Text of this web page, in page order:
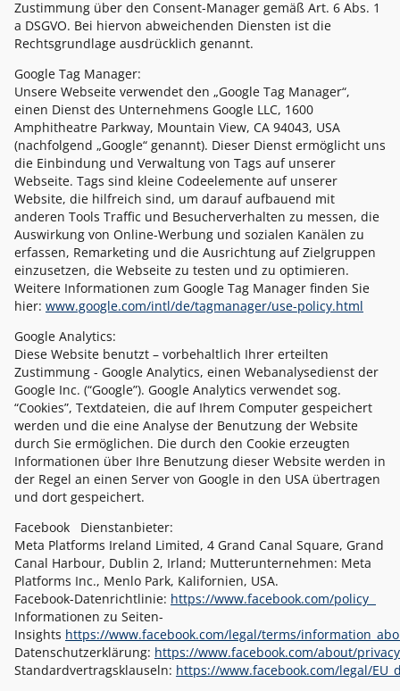
Zustimmung über den Consent-Manager gemäß Art. 6 Abs. 1
a DSGVO. Bei hiervon abweichenden Diensten ist die
Rechtsgrundlage ausdrücklich genannt.
Google Tag Manager:
Unsere Webseite verwendet den „Google Tag Manager“,
einen Dienst des Unternehmens Google LLC, 1600
Amphitheatre Parkway, Mountain View, CA 94043, USA
(nachfolgend „Google“ genannt). Dieser Dienst ermöglicht uns
die Einbindung und Verwaltung von Tags auf unserer
Webseite. Tags sind kleine Codeelemente auf unserer
Website, die hilfreich sind, um darauf aufbauend mit
anderen Tools Traffic und Besucherverhalten zu messen, die
Auswirkung von Online-Werbung und sozialen Kanälen zu
erfassen, Remarketing und die Ausrichtung auf Zielgruppen
einzusetzen, die Webseite zu testen und zu optimieren.
Weitere Informationen zum Google Tag Manager finden Sie
hier: www.google.com/intl/de/tagmanager/use-policy.html
Google Analytics:
Diese Website benutzt – vorbehaltlich Ihrer erteilten
Zustimmung - Google Analytics, einen Webanalysedienst der
Google Inc. (“Google”). Google Analytics verwendet sog.
“Cookies”, Textdateien, die auf Ihrem Computer gespeichert
werden und die eine Analyse der Benutzung der Website
durch Sie ermöglichen. Die durch den Cookie erzeugten
Informationen über Ihre Benutzung dieser Website werden in
der Regel an einen Server von Google in den USA übertragen
und dort gespeichert.
Facebook Dienstanbieter:
Meta Platforms Ireland Limited, 4 Grand Canal Square, Grand
Canal Harbour, Dublin 2, Irland; Mutterunternehmen: Meta
Platforms Inc., Menlo Park, Kalifornien, USA.
Facebook-Datenrichtlinie: https://www.facebook.com/policy
Informationen zu Seiten-
Insights https://www.facebook.com/legal/terms/
Datenschutzerklärung: https://www.facebook.com/about/
Standardvertragsklauseln: https://www.facebook.com/legal/